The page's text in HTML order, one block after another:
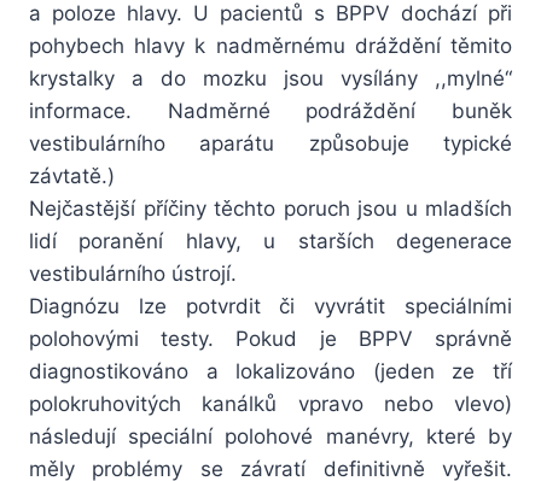
a poloze hlavy. U pacientů s BPPV dochází při
pohybech hlavy k nadměrnému dráždění těmito
krystalky a do mozku jsou vysílány ,,mylné“
informace. Nadměrné podráždění buněk
vestibulárního aparátu způsobuje typické
závtatě.)
Nejčastější příčiny těchto poruch jsou u mladších
lidí poranění hlavy, u starších degenerace
vestibulárního ústrojí.
Diagnózu lze potvrdit či vyvrátit speciálními
polohovými testy. Pokud je BPPV správně
diagnostikováno a lokalizováno (jeden ze tří
polokruhovitých kanálků vpravo nebo vlevo)
následují speciální polohové manévry, které by
měly problémy se závratí definitivně vyřešit.